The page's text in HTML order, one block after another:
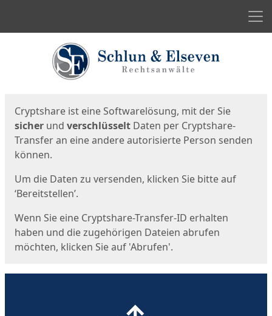
Cryptshare ist eine Softwarelösung, mit der Sie
sicher und verschlüsselt Daten per Cryptshare-
Transfer an eine andere autorisierte Person senden
können.
Um die Daten zu versenden, klicken Sie bitte auf
‘Bereitstellen’.
Wenn Sie eine Cryptshare-Transfer-ID erhalten
haben und die zugehörigen Dateien abrufen
möchten, klicken Sie auf 'Abrufen'.